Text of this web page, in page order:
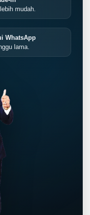
mudah.
WhatsApp
lama.